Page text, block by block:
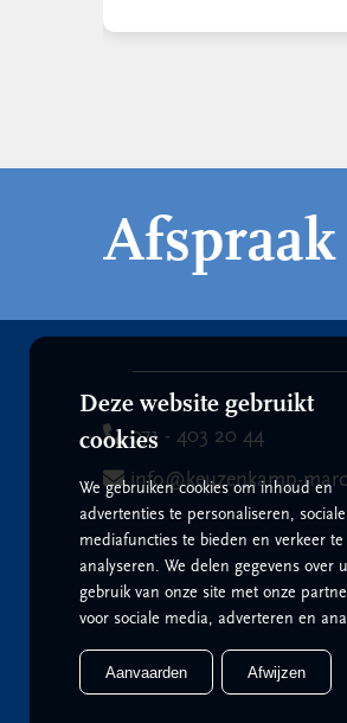
Afspraak
071 - 403 20 44
info@keuzenkamp-
Deze website gebruikt
cookies
We gebruiken cookies om inhoud en
advertenties te personaliseren, sociale
mediafuncties te bieden en verkeer te
analyseren. We delen gegevens over
gebruik van onze site met onze
voor sociale media, adverteren en
Aanvaarden Afwijzen